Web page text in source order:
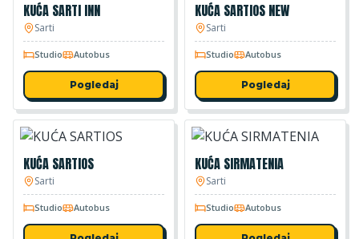
KUĆA SARTI INN
Sarti
Studio Autobus
Pogledaj
KUĆA SARTIOS NEW
Sarti
Studio Autobus
Pogledaj
KUĆA SARTIOS
Sarti
Studio Autobus
KUĆA SIRMATENIA
Sarti
Studio Autobus